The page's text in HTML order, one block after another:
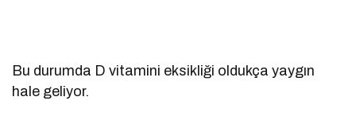
Bu durumda D vitamini eksikliği oldukça yaygın
hale geliyor.